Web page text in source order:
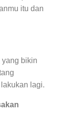
itu dan
yang bikin
lagi.